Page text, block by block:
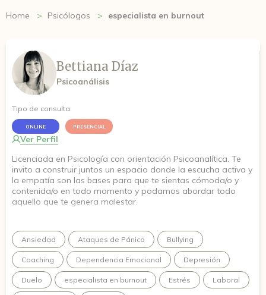
Home Psicólogos especialista en burnout
Bettiana Díaz
Psicoanálisis
Tipo de consulta:
ONLINE PRESENCIAL
Ver Perfil
Licenciada en Psicología con orientación Psicoanalítica. Te
invito a construir juntos un espacio donde la escucha activa y
la empatía son las bases para que te sientas cómoda/o y
contenida/o en todo momento y podamos abordar todo
aquello que te genera malestar.
Ansiedad Ataques de Pánico Bullying
Coaching Dependencia Emocional Depresión
Duelo especialista en burnout Estrés Laboral